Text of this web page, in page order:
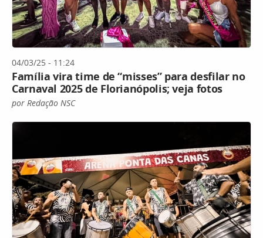
04/03/25 - 11:24
Família vira time de “misses” para desfilar no
Carnaval 2025 de Florianópolis; veja fotos
por Redação NSC